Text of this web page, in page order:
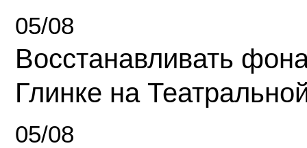
05/08
Восстанавливать
Глинке на
05/08